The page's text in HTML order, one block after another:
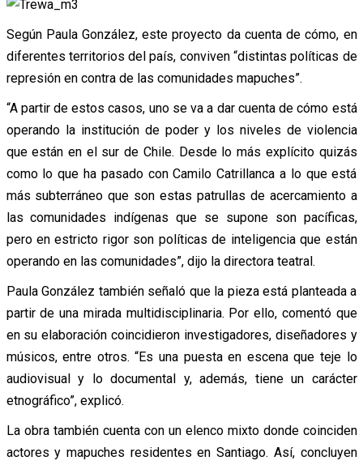
Según Paula González, este proyecto da cuenta de cómo, en
diferentes territorios del país, conviven “distintas políticas de
represión en contra de las comunidades mapuches”.
“A partir de estos casos, uno se va a dar cuenta de cómo está
operando la institución de poder y los niveles de violencia
que están en el sur de Chile. Desde lo más explícito quizás
como lo que ha pasado con Camilo Catrillanca a lo que está
más subterráneo que son estas patrullas de acercamiento a
las comunidades indígenas que se supone son pacíficas,
pero en estricto rigor son políticas de inteligencia que están
operando en las comunidades”, dijo la directora teatral.
Paula González también señaló que la pieza está planteada a
partir de una mirada multidisciplinaria. Por ello, comentó que
en su elaboración coincidieron investigadores, diseñadores y
músicos, entre otros. “Es una puesta en escena que teje lo
audiovisual y lo documental y, además, tiene un carácter
etnográfico”, explicó.
La obra también cuenta con un elenco mixto donde coinciden
actores y mapuches residentes en Santiago. Así, concluyen